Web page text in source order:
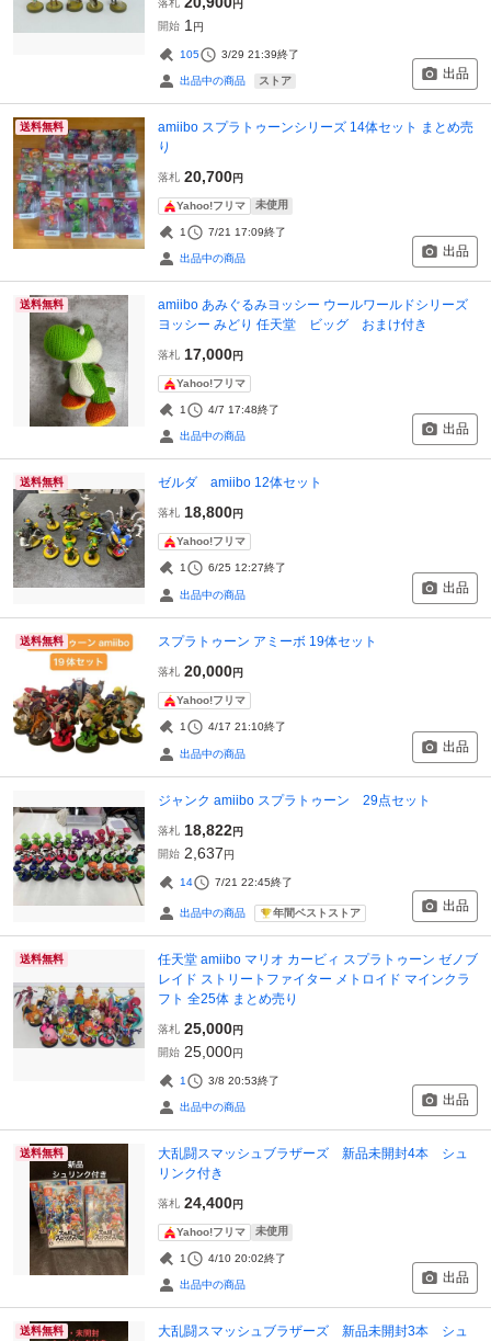
円
開始 1 円
105 3/29 21:39終了
出品中の商品 ストア 出品
送料無料
amiibo スプラトゥーンシリーズ 14体セット まとめ売
り
落札 20,700円
Yahoo!フリマ 未使用
1 7/21 17:09終了
出品中の商品 出品
送料無料
amiibo あみぐるみヨッシー ウールワールドシリーズ
ヨッシー みどり 任天堂 ビッグ おまけ付き
落札 17,000円
Yahoo!フリマ
1 4/7 17:48終了
出品中の商品 出品
送料無料 ゼルダ amiibo 12体セット
落札 18,800円
Yahoo!フリマ
1 6/25 12:27終了
出品中の商品 出品
送料無料 スプラトゥーン アミーボ 19体セット
落札 20,000円
Yahoo!フリマ
1 4/17 21:10終了
出品中の商品 出品
ジャンク amiibo スプラトゥーン 29点セット
落札 18,822円
開始 2,637円
14 7/21 22:45終了
出品中の商品 年間ベストストア 出品
送料無料
任天堂 amiibo マリオ カービィ スプラトゥーン ゼノブ
レイド ストリートファイター メトロイド マインクラ
フト 全25体 まとめ売り
落札 25,000円
開始 25,000円
1 3/8 20:53終了
出品中の商品 出品
送料無料
大乱闘スマッシュブラザーズ 新品未開封4本 シュ
リンク付き
落札 24,400円
Yahoo!フリマ 未使用
1 4/10 20:02終了
出品中の商品 出品
送料無料
大乱闘スマッシュブラザーズ 新品未開封3本 シュ